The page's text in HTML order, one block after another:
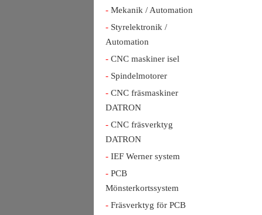
Mekanik / Automation
Styrelektronik /
Automation
CNC maskiner isel
Spindelmotorer
CNC fräsmaskiner
DATRON
CNC fräsverktyg
DATRON
IEF Werner system
PCB
Mönsterkortssystem
Fräsverktyg för PCB